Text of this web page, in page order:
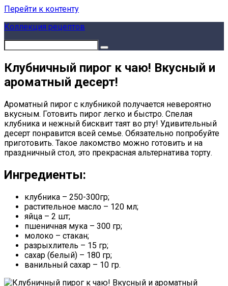
Перейти к контенту
Коллекция рецептов
Клубничный пирог к чаю! Вкусный и
ароматный десерт!
Ароматный пирог с клубникой получается невероятно
вкусным. Готовить пирог легко и быстро. Спелая
клубника и нежный бисквит таят во рту! Удивительный
десерт понравится всей семье. Обязательно попробуйте
приготовить. Такое лакомство можно готовить и на
праздничный стол, это прекрасная альтернатива торту.
Ингредиенты:
клубника – 250-300гр;
растительное масло – 120 мл;
яйца – 2 шт;
пшеничная мука – 300 гр;
молоко – стакан;
разрыхлитель – 15 гр;
сахар (белый) – 180 гр;
ванильный сахар – 10 гр.